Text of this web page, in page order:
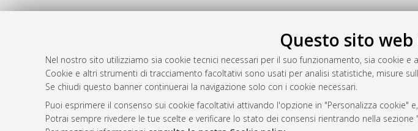
Questo sito
Nel nostro sito utilizziamo sia cookie tecnici necessari per il suo funzionamento, sia cookie
Cookie e altri strumenti di tracciamento facoltativi sono usati per analisi statistiche, misure
Se chiudi questo banner continuerai la navigazione solo con i cookie necessari.
Puoi esprimere il consenso sui cookie facoltativi attivando l'opzione in "Personalizza
Potrai sempre rivedere le tue scelte e verificare lo stato dei consensi rientrando nella
Atom
Rss 1.0
Rss 2.0
AMS Dottorato
ISSN: 2038-7946
Servizio implementato e gestito da
Impostazioni Cookie
Informativa sulla privacy